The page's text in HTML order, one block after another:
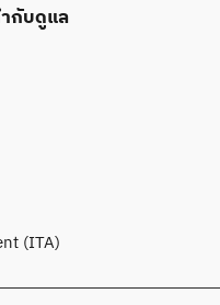
กับดูแล
(ITA)